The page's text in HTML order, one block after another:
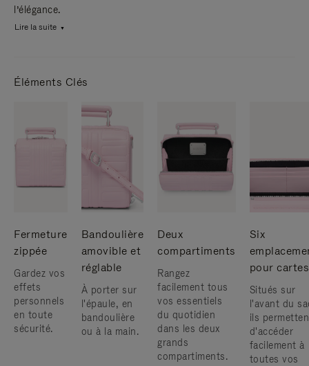
l’élégance.
Lire la suite
Éléments Clés
Fermeture
zippée
Gardez vos
effets
personnels
en toute
sécurité.
Bandoulière
amovible et
réglable
À porter sur
l'épaule, en
bandoulière
ou à la main.
Deux
compartiments
Rangez
facilement tous
vos essentiels
du quotidien
dans les deux
grands
compartiments.
Six
pour cartes
Situés sur
l'avant du
ils
d'accéder
facilement à
toutes vos